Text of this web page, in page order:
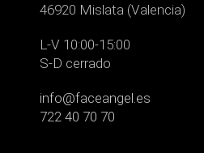
46920 Mislata (Valencia)
L-V 10:00-15:00
S-D cerrado
info@faceangel.es
722 40 70 70